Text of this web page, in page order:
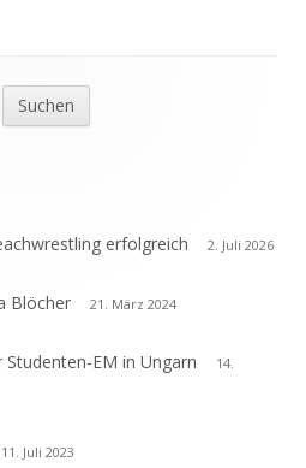
erfolgreich 2. Juli 2026
Blöcher 21. März 2024
EM in Ungarn
14.
11. Juli 2023